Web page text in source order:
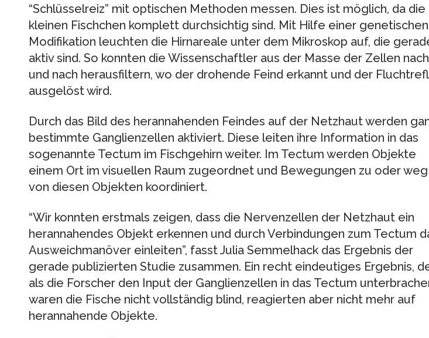
“Schlüsselreiz” mit optischen Methoden messen. Dies ist möglich, da die
kleinen Fischchen komplett durchsichtig sind. Mit Hilfe einer genetischen
Modifikation leuchten die Hirnareale unter dem Mikroskop auf, die
aktiv sind. So konnten die Wissenschaftler aus der Masse der Zellen nach
und nach herausfiltern, wo der drohende Feind erkannt und der
ausgelöst wird.
Durch das Bild des herannahenden Feindes auf der Netzhaut werden
bestimmte Ganglienzellen aktiviert. Diese leiten ihre Information in das
sogenannte Tectum im Fischgehirn weiter. Im Tectum werden Objekte
einem Ort im visuellen Raum zugeordnet und Bewegungen zu oder weg
von diesen Objekten koordiniert.
“Wir konnten erstmals zeigen, dass die Nervenzellen der Netzhaut ein
herannahendes Objekt erkennen und durch Verbindungen zum Tectum
Ausweichmanöver einleiten”, fasst Julia Semmelhack das Ergebnis der
gerade publizierten Studie zusammen. Ein recht eindeutiges Ergebnis,
als die Forscher den Input der Ganglienzellen in das Tectum
waren die Fische nicht vollständig blind, reagierten aber nicht mehr auf
herannahende Objekte.